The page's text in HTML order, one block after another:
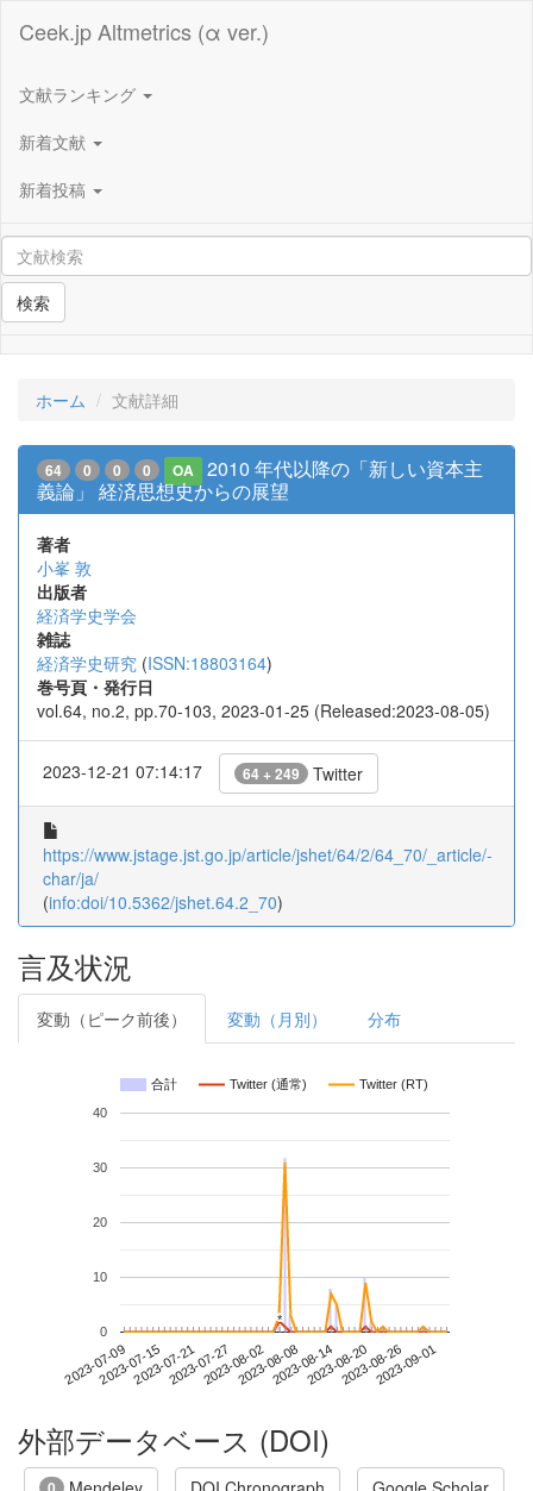
Ceek.jp Altmetrics (α ver.)
文献ランキング
新着文献
新着投稿
検索
ホーム 文献詳細
64 0 0 0 OA
2010 年代以降の「新しい資本主
義論」 経済思想史からの展望
著者
小峯 敦
出版者
経済学史学会
雑誌
経済学史研究 (ISSN:18803164)
巻号頁・発行日
vol.64, no.2, pp.70-103, 2023-01-25 (Released:2023-08-05)
2023-12-21 07:14:17 64 + 249 Twitter
https://www.jstage.jst.go.jp/article/jshet/64/2/64_70/_article/-
char/ja/
(info:doi/10.5362/jshet.64.2_70)
言及状況
変動（ピーク前後） 変動（月別） 分布
合計 Twitter (通常) Twitter (RT)
2023-07-092023-07-152023-07-212023-07-272023-08-022023-08-082023-08-142023-08-202023-08-262023-09-01
0
10
20
30
40
*
*
外部データベース (DOI)